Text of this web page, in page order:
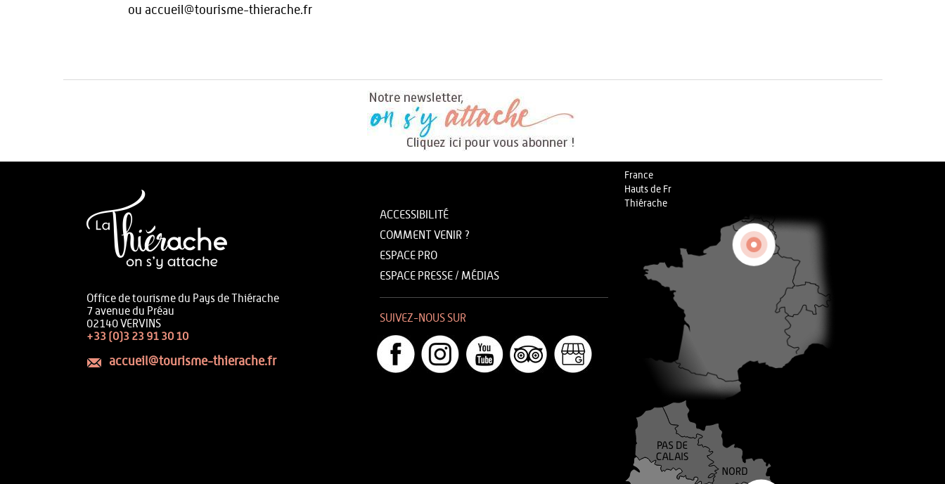
ou accueil@tourisme-thierache.fr
Office de tourisme du Pays de Thiérache
7 avenue du Préau
02140 VERVINS
+33 (0)3 23 91 30 10
accueil@tourisme-thierache.fr
ACCESSIBILITÉ
COMMENT VENIR ?
ESPACE PRO
ESPACE PRESSE / MÉDIAS
SUIVEZ-NOUS SUR
France
Hauts de Fr
Thiérache